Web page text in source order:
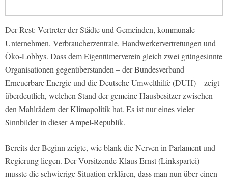
Der Rest: Vertreter der Städte und Gemeinden, kommunale
Unternehmen, Verbraucherzentrale, Handwerkervertretungen und
Öko-Lobbys. Dass dem Eigentümerverein gleich zwei grüngesinnte
Organisationen gegenüberstanden – der Bundesverband
Erneuerbare Energie und die Deutsche Umwelthilfe (DUH) – zeigt
überdeutlich, welchen Stand der gemeine Hausbesitzer zwischen
den Mahlrädern der Klimapolitik hat. Es ist nur eines vieler
Sinnbilder in dieser Ampel-Republik.
Bereits der Beginn zeigte, wie blank die Nerven in Parlament und
Regierung liegen. Der Vorsitzende Klaus Ernst (Linkspartei)
musste die schwierige Situation erklären, dass man nun über einen